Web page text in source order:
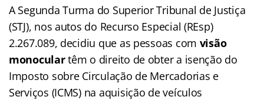
A Segunda Turma do Superior Tribunal de Justiça
(STJ), nos autos do Recurso Especial (REsp)
2.267.089, decidiu que as pessoas com visão
monoculartêm o direito de obter a isenção do
Imposto sobre Circulação de Mercadorias e
Serviços (ICMS) na aquisição de veículos